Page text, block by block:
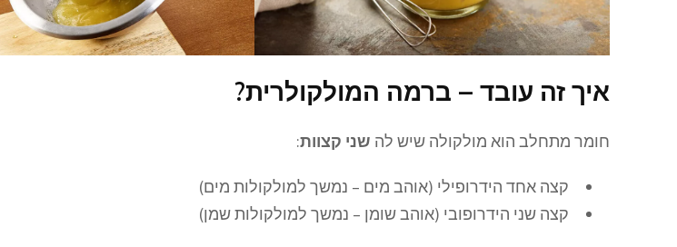
איך זה עובד – ברמה המולקולרית?
חומר מתחלב הוא מולקולה שיש לה שני קצוות:
קצה אחד הידרופילי (אוהב מים – נמשך למולקולות מים)
קצה שני הידרופובי (אוהב שומן – נמשך למולקולות שמן)